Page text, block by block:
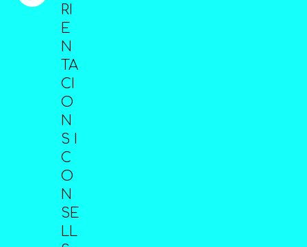
RI
E
N
TA
CI
O
N
S I
C
O
N
SE
LL